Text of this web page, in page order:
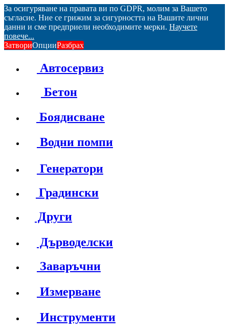
За осигуряване на правата ви по GDPR, молим за Вашето
съгласие. Ние се грижим за сигурността на Вашите лични
данни и сме предприели необходимите мерки. Научете
повече...
ЗатвориОпцииРазбрах
Автосервиз
Бетон
Боядисване
Водни помпи
Генератори
Градински
Други
Дърводелски
Заваръчни
Измерване
Инструменти